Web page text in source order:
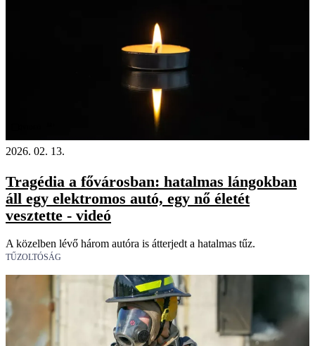
2026. 02. 13.
Tragédia a fővárosban: hatalmas lángokban
áll egy elektromos autó, egy nő életét
vesztette - videó
A közelben lévő három autóra is átterjedt a hatalmas tűz.
TŰZOLTÓSÁG